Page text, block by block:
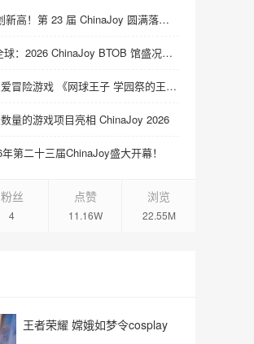
43.89万人次再创新高！第 23 届 ChinaJoy 圆满落幕：感谢有你，共赴这场“与 AI 同游”的盛夏之约
领航出海·连接全球：2026 ChinaJoy BTOB 馆盛况空前
《网球王子》恋爱冒险游戏 《网球王子 学园祭的王子们 ♡-40 and more…》与《网球王子 心跳求生 Tie break ♡game》发售
量的游戏项目亮相 ChinaJoy 2026
第二十三届ChinaJoy盛大开幕！
粉丝
4
点赞
11.16W
浏览
22.55M
王者荣耀 嫦娥如梦令cosplay